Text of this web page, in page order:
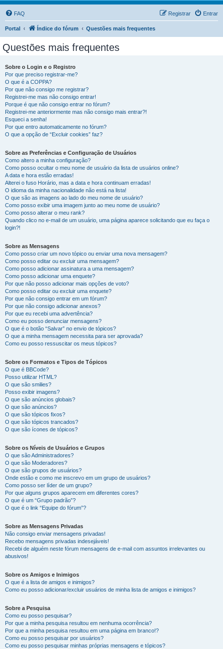
FAQ Entrar
Registrar
Portal Índice do fórum Questões mais frequentes
Questões mais frequentes
Sobre o Login e o Registro
Por que preciso registrar-me?
O que é a COPPA?
Por que não consigo me registrar?
Registrei-me mas não consigo entrar!
Porque é que não consigo entrar no fórum?
Registrei-me anteriormente mas não consigo mais entrar?!
Esqueci a senha!
Por que entro automaticamente no fórum?
O que a opção de “Excluir cookies” faz?
Sobre as Preferências e Configuração de Usuários
Como altero a minha configuração?
Como posso ocultar o meu nome de usuário da lista de usuários online?
A data e hora estão erradas!
Alterei o fuso Horário, mas a data e hora continuam erradas!
O idioma da minha nacionalidade não está na lista!
O que são as imagens ao lado do meu nome de usuário?
Como posso exibir uma imagem junto ao meu nome de usuário?
Como posso alterar o meu rank?
Quando clico no e-mail de um usuário, uma página aparece solicitando que eu faça o
login?!
Sobre as Mensagens
Como posso criar um novo tópico ou enviar uma nova mensagem?
Como posso editar ou excluir uma mensagem?
Como posso adicionar assinatura a uma mensagem?
Como posso adicionar uma enquete?
Por que não posso adicionar mais opções de voto?
Como posso editar ou excluir uma enquete?
Por que não consigo entrar em um fórum?
Por que não consigo adicionar anexos?
Por que eu recebi uma advertência?
Como eu posso denunciar mensagens?
O que é o botão “Salvar” no envio de tópicos?
O que a minha mensagem necessita para ser aprovada?
Como eu posso ressuscitar os meus tópicos?
Sobre os Formatos e Tipos de Tópicos
O que é BBCode?
Posso utilizar HTML?
O que são smilies?
Posso exibir imagens?
O que são anúncios globais?
O que são anúncios?
O que são tópicos fixos?
O que são tópicos trancados?
O que são ícones de tópicos?
Sobre os Níveis de Usuários e Grupos
O que são Administradores?
O que são Moderadores?
O que são grupos de usuários?
Onde estão e como me inscrevo em um grupo de usuários?
Como posso ser líder de um grupo?
Por que alguns grupos aparecem em diferentes cores?
O que é um “Grupo padrão”?
O que é o link “Equipe do fórum”?
Sobre as Mensagens Privadas
Não consigo enviar mensagens privadas!
Recebo mensagens privadas indesejáveis!
Recebi de alguém neste fórum mensagens de e-mail com assuntos irrelevantes ou
abusivos!
Sobre os Amigos e Inimigos
O que é a lista de amigos e inimigos?
Como eu posso adicionar/excluir usuários de minha lista de amigos e inimigos?
Sobre a Pesquisa
Como eu posso pesquisar?
Por que a minha pesquisa resultou em nenhuma ocorrência?
Por que a minha pesquisa resultou em uma página em branco!?
Como eu posso pesquisar por usuários?
Como eu posso pesquisar minhas próprias mensagens e tópicos?